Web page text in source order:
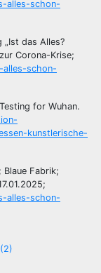
alles-schon-
„Ist das Alles?
Corona-Krise;
schon-
for Wuhan.
kunstlerische-
Blaue Fabrik;
alles-schon-